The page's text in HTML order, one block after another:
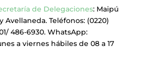
de Delegaciones: Maipú
Avellaneda. Teléfonos: (0220)
486-6930. WhatsApp:
a viernes hábiles de 08 a 17